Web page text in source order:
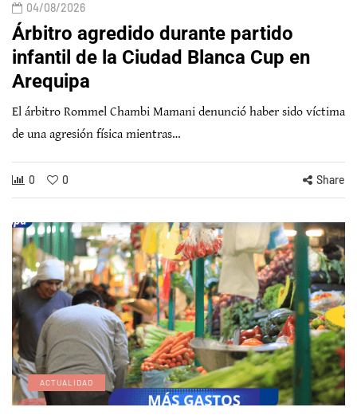
04/08/2026
Árbitro agredido durante partido
infantil de la Ciudad Blanca Cup en
Arequipa
El árbitro Rommel Chambi Mamani denunció haber sido víctima
de una agresión física mientras…
0 0 Share
ACTUALIDAD